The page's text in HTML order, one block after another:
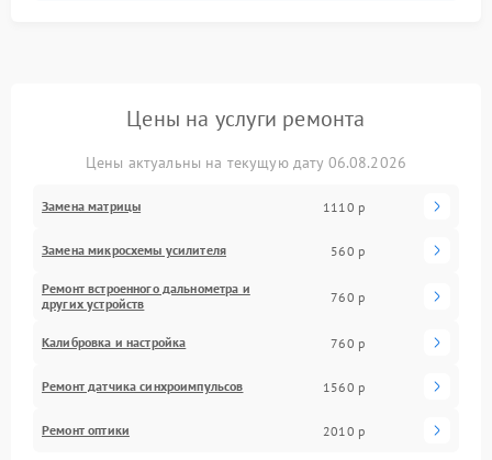
Цены на услуги ремонта
Цены актуальны на текущую дату 06.08.2026
Замена матрицы 1110 р
Замена микросхемы усилителя 560 р
Ремонт встроенного дальнометра и
других устройств
760 р
Калибровка и настройка 760 р
Ремонт датчика синхроимпульсов 1560 р
Ремонт оптики 2010 р